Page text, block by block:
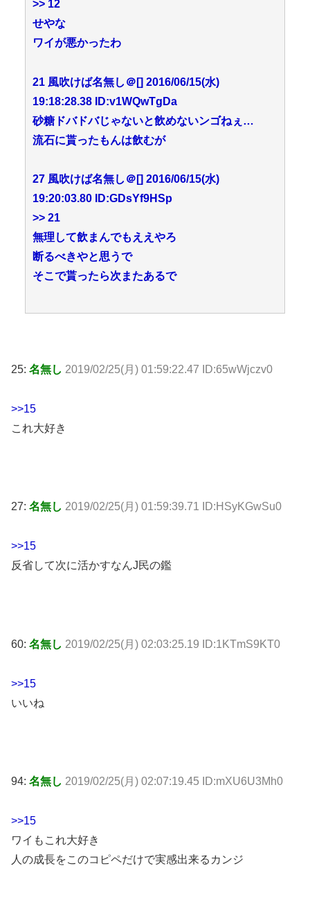
>> 12
せやな
ワイが悪かったわ
21 風吹けば名無し＠[] 2016/06/15(水)
19:18:28.38 ID:v1WQwTgDa
砂糖ドバドバじゃないと飲めないンゴねぇ…
流石に貰ったもんは飲むが
27 風吹けば名無し＠[] 2016/06/15(水)
19:20:03.80 ID:GDsYf9HSp
>> 21
無理して飲まんでもええやろ
断るべきやと思うで
そこで貰ったら次またあるで
25: 名無し 2019/02/25(月) 01:59:22.47 ID:65wWjczv0
>>15
これ大好き
27: 名無し 2019/02/25(月) 01:59:39.71 ID:HSyKGwSu0
>>15
反省して次に活かすなんJ民の鑑
60: 名無し 2019/02/25(月) 02:03:25.19 ID:1KTmS9KT0
>>15
いいね
94: 名無し 2019/02/25(月) 02:07:19.45 ID:mXU6U3Mh0
>>15
ワイもこれ大好き
人の成長をこのコピペだけで実感出来るカンジ